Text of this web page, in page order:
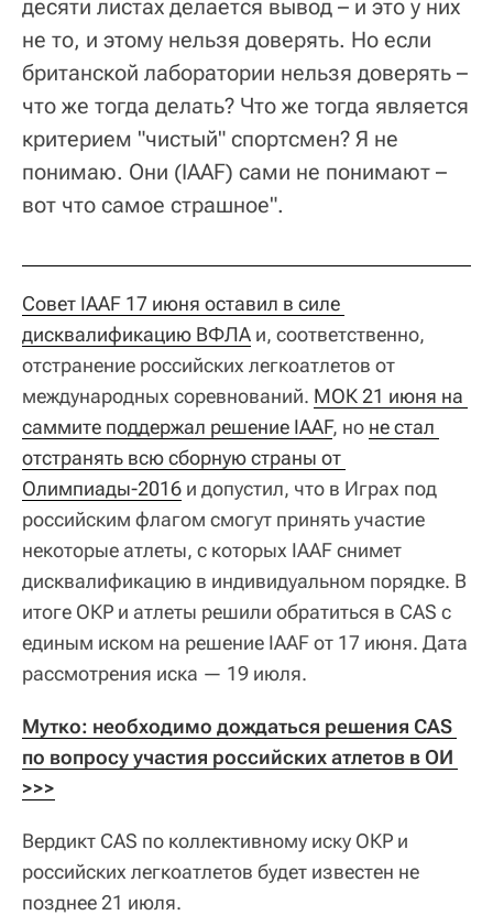
десяти листах делается вывод – и это у них
не то, и этому нельзя доверять. Но если
британской лаборатории нельзя доверять –
что же тогда делать? Что же тогда является
критерием "чистый" спортсмен? Я не
понимаю. Они (IAAF) сами не понимают –
вот что самое страшное".
Совет IAAF 17 июня оставил в силе
дисквалификацию ВФЛА и, соответственно,
отстранение российских легкоатлетов от
международных соревнований. МОК 21 июня на
саммите поддержал решение IAAF, но не стал
отстранять всю сборную страны от
Олимпиады-2016 и допустил, что в Играх под
российским флагом смогут принять участие
некоторые атлеты, с которых IAAF снимет
дисквалификацию в индивидуальном порядке. В
итоге ОКР и атлеты решили обратиться в CAS с
единым иском на решение IAAF от 17 июня. Дата
рассмотрения иска — 19 июля.
Мутко: необходимо дождаться решения CAS
по вопросу участия российских атлетов в ОИ
>>>
Вердикт CAS по коллективному иску ОКР и
российских легкоатлетов будет известен не
позднее 21 июля.